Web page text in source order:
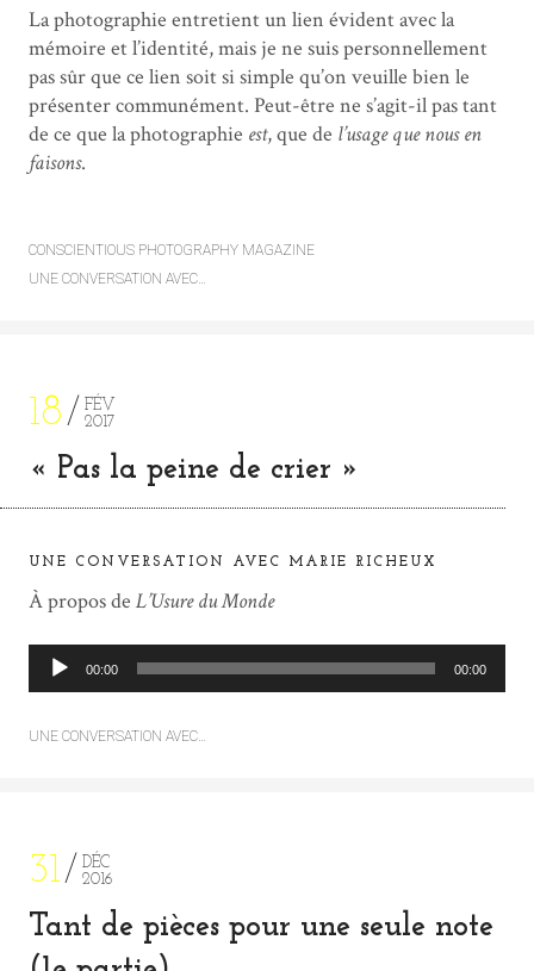
La photographie entretient un lien évident avec la
mémoire et l’identité, mais je ne suis personnellement
pas sûr que ce lien soit si simple qu’on veuille bien le
présenter communément. Peut-être ne s’agit-il pas tant
de ce que la photographie est, que de l’usage que nous en
faisons.
CONSCIENTIOUS PHOTOGRAPHY MAGAZINE
UNE CONVERSATION AVEC…
18
FÉV
2017
« Pas la peine de crier »
UNE CONVERSATION AVEC MARIE RICHEUX
À propos de L’Usure du Monde
e
t
a
u
d
00:00 00:00
UNE CONVERSATION AVEC…
31
DÉC
2016
Tant de pièces pour une seule note